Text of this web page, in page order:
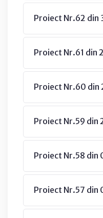
Proiect Nr.62
Proiect Nr.61
Proiect Nr.60
Proiect Nr.59
Proiect Nr.58
Proiect Nr.57